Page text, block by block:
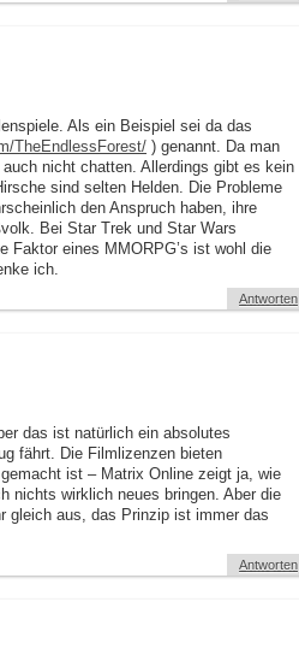
Als ein Beispiel sei da das
TheEndlessForest/ ) genannt. Da man
nicht chatten. Allerdings gibt es kein
sind selten Helden. Die Probleme
den Anspruch haben, ihre
Bei Star Trek und Star Wars
Faktor eines MMORPG’s ist wohl die
ich.
Antworten
das ist natürlich ein absolutes
fährt. Die Filmlizenzen bieten
ist – Matrix Online zeigt ja, wie
nichts wirklich neues bringen. Aber die
gleich aus, das Prinzip ist immer das
Antworten